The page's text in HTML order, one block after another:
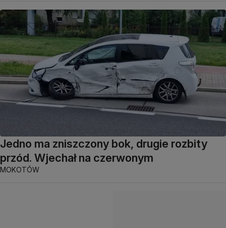
Jedno ma zniszczony bok, drugie rozbity
przód. Wjechał na czerwonym
MOKOTÓW